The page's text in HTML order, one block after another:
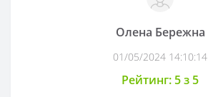
Олена Бережна
01/05/2024 14:10:14
Рейтинг: 5 з 5